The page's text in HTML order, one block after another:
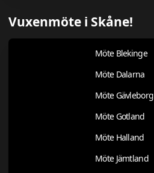
Vuxenmöte i Skåne!
Möte Blekinge
Möte Dalarna
Möte Gävleborg
Möte Gotland
Möte Halland
Möte Jämtland